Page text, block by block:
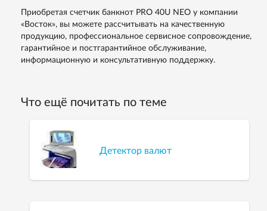
Приобретая счетчик банкнот PRO 40U NEO у компании
«Восток», вы можете рассчитывать на качественную
продукцию, профессиональное сервисное сопровождение,
гарантийное и постгарантийное обслуживание,
информационную и консультативную поддержку.
Что ещё почитать по теме
Детектор валют